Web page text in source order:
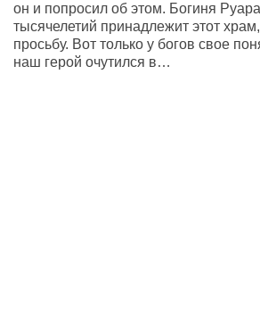
он и попросил об этом. Богиня
тысячелетий принадлежит этот
просьбу. Вот только у богов свое
наш герой очутился в…